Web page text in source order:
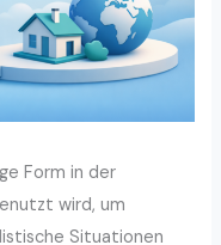
Form in der
wird, um
Situationen